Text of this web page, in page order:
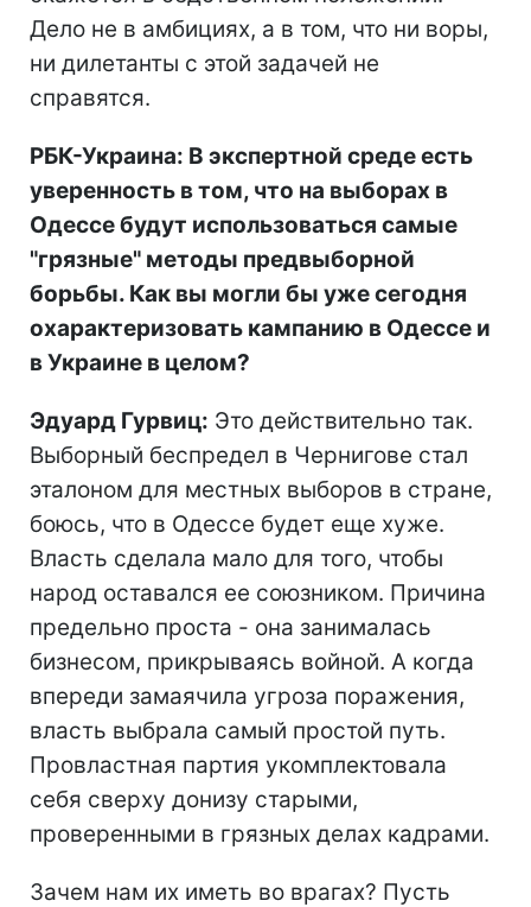
Дело не в амбициях, а в том, что ни воры,
ни дилетанты с этой задачей не
справятся.
РБК-Украина: В экспертной среде есть
уверенность в том, что на выборах в
Одессе будут использоваться самые
"грязные" методы предвыборной
борьбы. Как вы могли бы уже сегодня
охарактеризовать кампанию в Одессе и
в Украине в целом?
Эдуард Гурвиц: Это действительно так.
Выборный беспредел в Чернигове стал
эталоном для местных выборов в стране,
боюсь, что в Одессе будет еще хуже.
Власть сделала мало для того, чтобы
народ оставался ее союзником. Причина
предельно проста - она занималась
бизнесом, прикрываясь войной. А когда
впереди замаячила угроза поражения,
власть выбрала самый простой путь.
Провластная партия укомплектовала
себя сверху донизу старыми,
проверенными в грязных делах кадрами.
Зачем нам их иметь во врагах? Пусть